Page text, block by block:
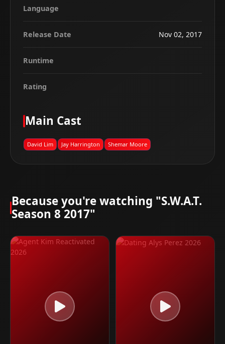
Language
Release Date Nov 02, 2017
Runtime
Rating
Main Cast
David Lim Jay Harrington Shemar Moore
Because you're watching "S.W.A.T.
Season 8 2017"